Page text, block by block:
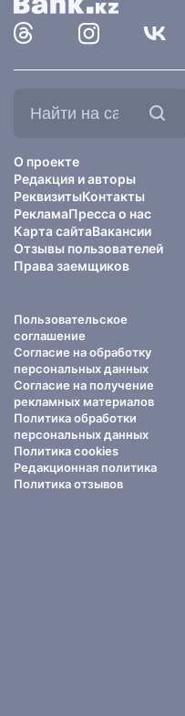
О проекте
Редакция и авторы
РеквизитыКонтакты
РекламаПресса о нас
Карта сайтаВакансии
Отзывы пользователей
Права заемщиков
Пользовательское
соглашение
Согласие на обработку
персональных данных
Согласие на получение
рекламных материалов
Политика обработки
персональных данных
Политика cookies
Редакционная политика
Политика отзывов